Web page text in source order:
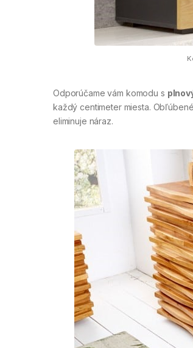
Odporúčame vám komodu s
každý centimeter miesta.
eliminuje náraz.